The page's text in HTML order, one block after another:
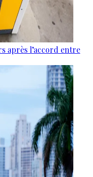
après l’accord entre